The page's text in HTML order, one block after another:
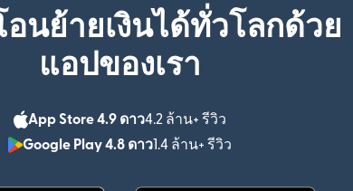
อนย้ายเงินได้ทั่วโลกด้วย
แอปของเรา
App Store 4.9 ดาว4.2 ล้าน+ รีวิว
(เปิดในหน้าต่างใหม่)
Google Play 4.8 ดาว1.4 ล้าน+ รีวิว
(เปิดในหน้าต่างใหม่)